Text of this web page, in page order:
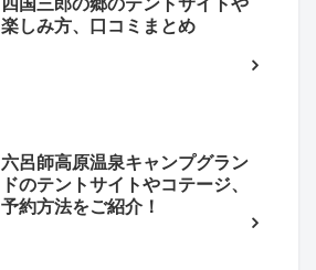
四国三郎の郷のテントサイトや
楽しみ方、口コミまとめ
六呂師高原温泉キャンプグラン
ドのテントサイトやコテージ、
予約方法をご紹介！